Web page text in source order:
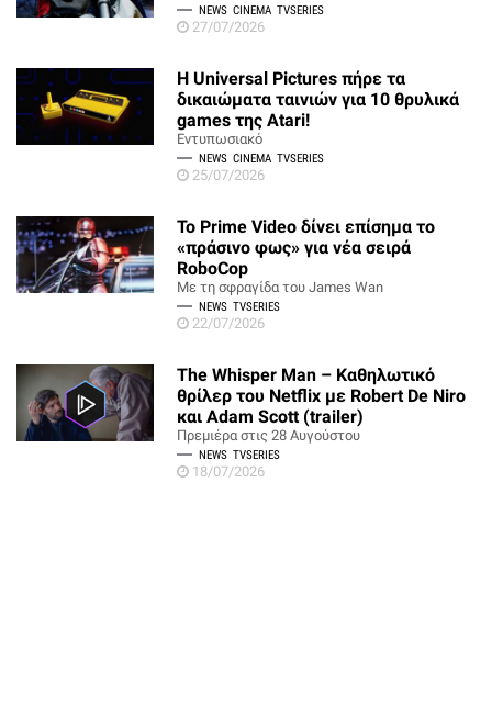
NEWS CINEMA TVSERIES
27/07/2026
Η Universal Pictures πήρε τα
δικαιώματα ταινιών για 10 θρυλικά
games της Atari!
Εντυπωσιακό
NEWS CINEMA TVSERIES
25/07/2026
Το Prime Video δίνει επίσημα το
«πράσινο φως» για νέα σειρά
RoboCop
Με τη σφραγίδα του James Wan
NEWS TVSERIES
22/07/2026
The Whisper Man – Καθηλωτικό
θρίλερ του Netflix με Robert De Niro
και Adam Scott (trailer)
Πρεμιέρα στις 28 Αυγούστου
NEWS TVSERIES
18/07/2026